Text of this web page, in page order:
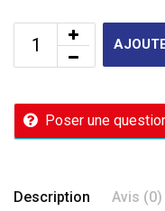
Poser une
Description Avis (0)